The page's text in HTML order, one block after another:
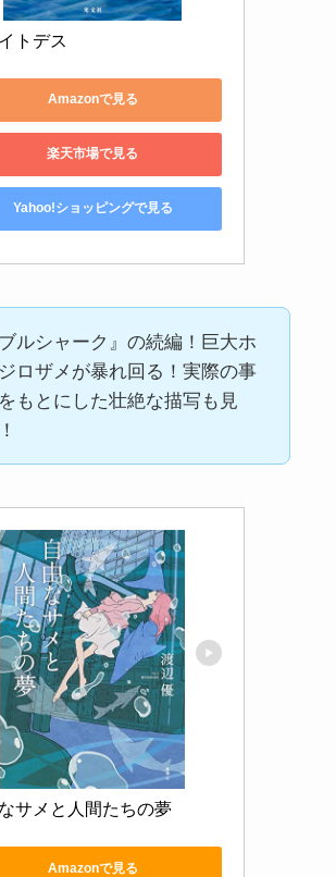
トデス
Amazonで見る
楽天市場で見る
Yahoo!ショッピングで見る
ブルシャーク』の続編！巨大ホ
ロザメが暴れ回る！実際の事
もとにした壮絶な描写も見
サメと人間たちの夢
Amazonで見る